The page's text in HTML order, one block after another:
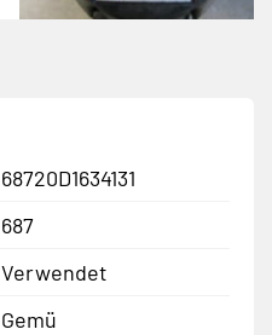
68720D1634131
687
Verwendet
Gemü